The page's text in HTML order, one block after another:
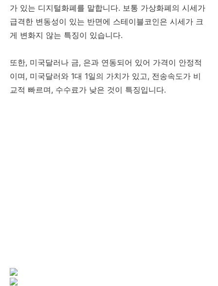
가 있는 디지털화폐를 말합니다. 보통 가상화폐의 시세가
급격한 변동성이 있는 반면에 스테이블코인은 시세가 크
게 변화지 않는 특징이 있습니다.
또한, 미국달러나 금, 은과 연동되어 있어 가격이 안정적
이며, 미국달러와 1대 1일의 가치가 있고, 전송속도가 비
교적 빠르며, 수수료가 낮은 것이 특징입니다.